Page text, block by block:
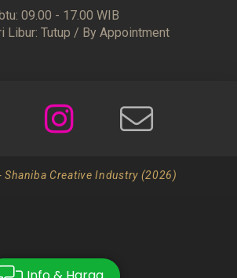
09.00 - 17.00 WIB
Libur: Tutup / By Appointment
Shaniba Creative Industry (2026)